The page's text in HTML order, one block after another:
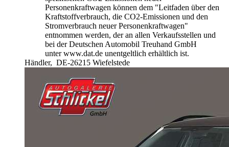
Personenkraftwagen können dem "Leitfaden über den
Kraftstoffverbrauch, die CO2-Emissionen und den
Stromverbrauch neuer Personenkraftwagen"
entnommen werden, der an allen Verkaufsstellen und
bei der Deutschen Automobil Treuhand GmbH
unter www.dat.de unentgeltlich erhältlich ist.
Händler, DE-26215 Wiefelstede